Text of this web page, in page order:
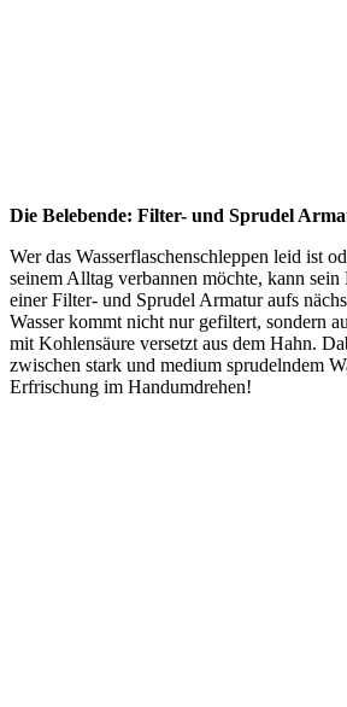
Die Belebende: Filter- und Sprudel
Wer das Wasserflaschenschleppen leid ist
seinem Alltag verbannen möchte, kann
einer Filter- und Sprudel Armatur aufs
Wasser kommt nicht nur gefiltert, sondern
mit Kohlensäure versetzt aus dem Hahn.
zwischen stark und medium sprudelndem
Erfrischung im Handumdrehen!